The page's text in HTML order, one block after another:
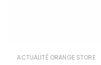
ACTUALITÉ ORANGE STORE